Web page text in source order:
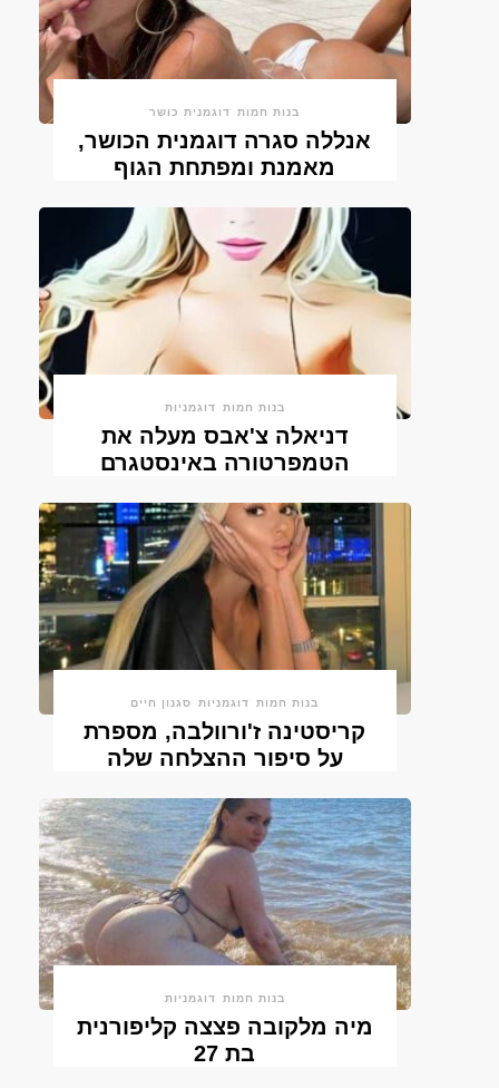
בנות חמות דוגמנית כושר
אנללה סגרה דוגמנית הכושר,
מאמנת ומפתחת הגוף
בנות חמות דוגמניות
דניאלה צ'אבס מעלה את
הטמפרטורה באינסטגרם
בנות חמות דוגמניות סגנון חיים
קריסטינה ז'ורוולבה, מספרת
על סיפור ההצלחה שלה
בנות חמות דוגמניות
מיה מלקובה פצצה קליפורנית
בת 27